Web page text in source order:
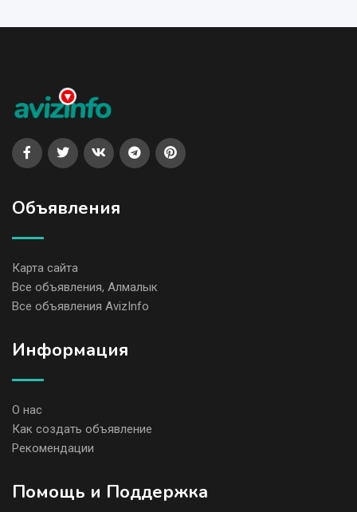
Объявления
Карта сайта
Все объявления, Алмалык
Все объявления AvizInfo
Информация
О нас
Как создать объявление
Рекомендации
Помощь и Поддержка